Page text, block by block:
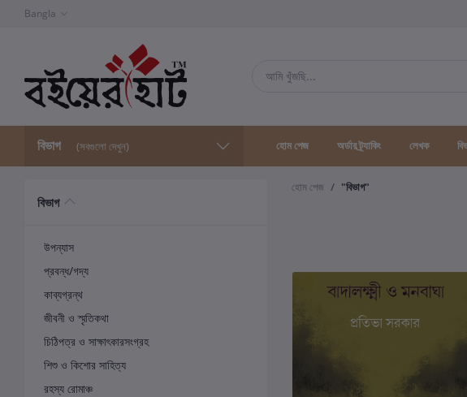
Bangla
বিভাগ (সবগুলো দেখুন) হোম পেজ অর্ডার ট্র্যাকিং লেখক
বিভাগ
উপন্যাস
প্রবন্ধ/গদ্য
কাব্যগ্রন্থ
জীবনী ও স্মৃতিকথা
চিঠিপত্র ও সাক্ষাৎকারসংগ্রহ
শিশু ও কিশোর সাহিত্য
রহস্য রোমাঞ্চ
হোম পেজ
"বিভাগ"